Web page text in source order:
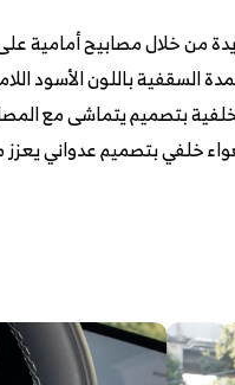
السقفية باللون الأسود
بتصميم يتماشى مع
خلفي بتصميم عدواني يعزز